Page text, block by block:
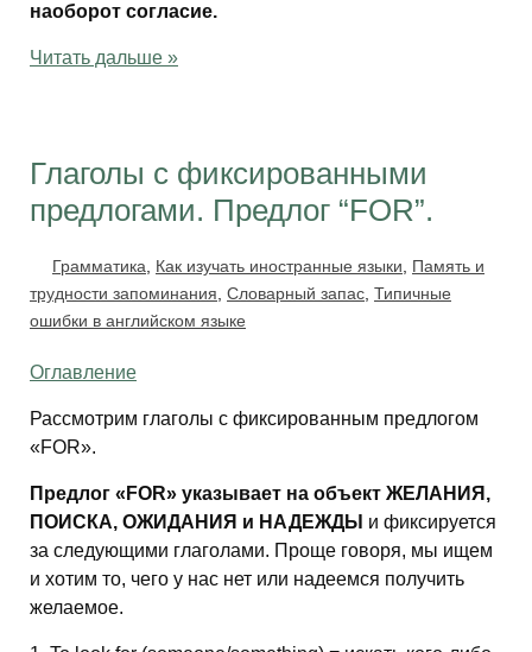
наоборот согласие.
Читать дальше »
Глаголы с фиксированными
предлогами. Предлог “FOR”.
Грамматика Как изучать иностранные языки
Память и
трудности запоминания Словарный запас Типичные
ошибки в английском языке
Оглавление
Рассмотрим глаголы с фиксированным предлогом
«FOR».
Предлог «FOR» указывает на объект ЖЕЛАНИЯ,
ПОИСКА, ОЖИДАНИЯ и НАДЕЖДЫ и фиксируется
за следующими глаголами. Проще говоря, мы ищем
и хотим то, чего у нас нет или надеемся получить
желаемое.